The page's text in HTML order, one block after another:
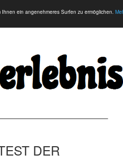
ein angenehmeres Surfen zu ermöglichen.
DER